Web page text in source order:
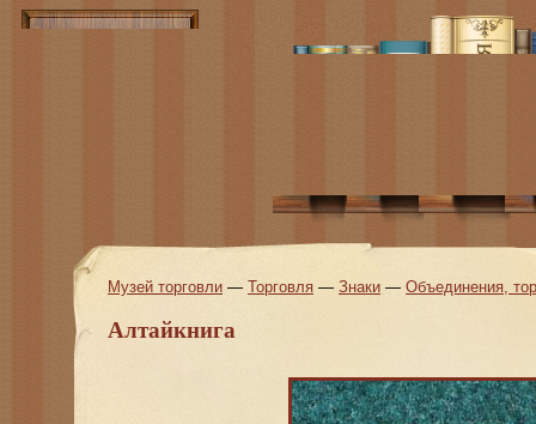
Музей торговли — Торговля — Знаки — Объединения,
Алтайкнига